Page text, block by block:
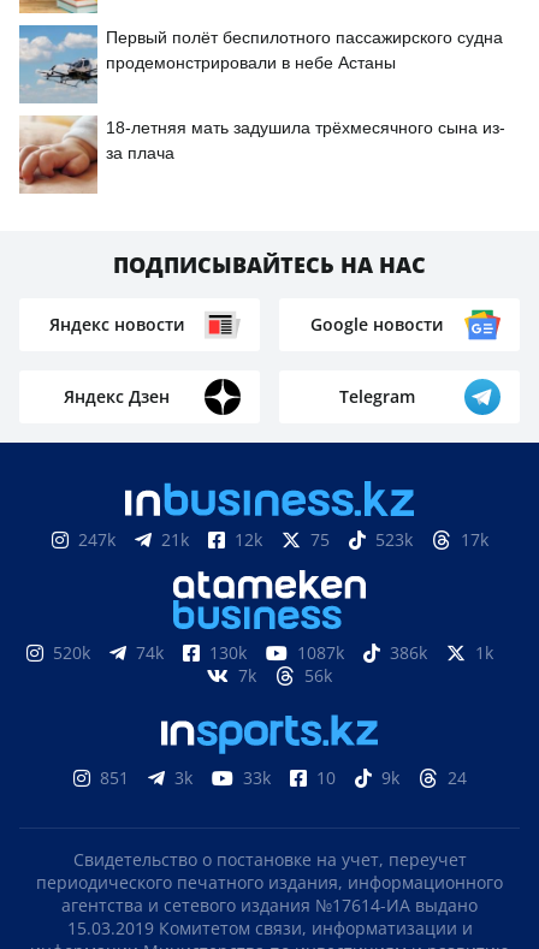
Первый полёт беспилотного пассажирского судна
продемонстрировали в небе Астаны
18-летняя мать задушила трёхмесячного сына из-
за плача
ПОДПИСЫВАЙТЕСЬ НА НАС
Яндекс новости Google новости
Яндекс Дзен Telegram
247k 21k 12k 75 523k 17k
520k 74k 130k 1087k 386k
1k
7k
56k
851 3k 33k 10 9k 24
Свидетельство о постановке на учет, переучет
периодического печатного издания, информационного
агентства и сетевого издания №17614-ИА выдано
15.03.2019 Комитетом связи, информатизации и